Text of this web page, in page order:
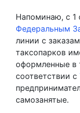
Напоминаю, с 1
Федеральным
линии с
таксопарков
оформленные в
соответствии с
самозанятые.